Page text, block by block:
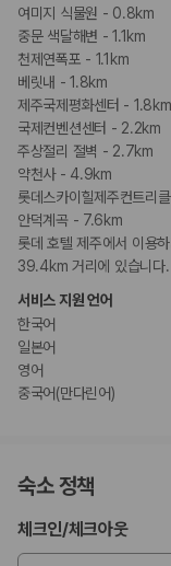
여미지 식물원 - 0.8km
중문 색달해변 - 1.1km
천제연폭포 - 1.1km
베릿내 - 1.8km
제주국제평화센터 - 1.8km
국제컨벤션센터 - 2.2km
주상절리 절벽 - 2.7km
약천사 - 4.9km
롯데스카이힐제주컨트리
안덕계곡 - 7.6km
롯데 호텔 제주에서 이용
39.4km 거리에 있습니다.
서비스 지원 언어
한국어
일본어
영어
중국어(만다린어)
숙소 정책
체크인/체크아웃